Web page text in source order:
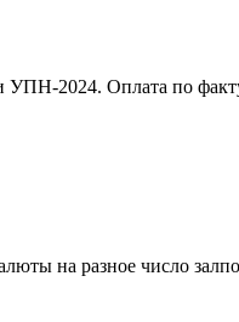
УПН-2024. Оплата по
на разное число